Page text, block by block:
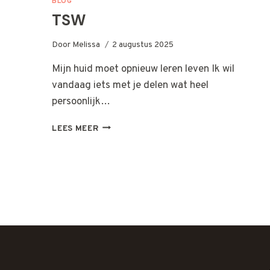
TSW
Door Melissa 2 augustus 2025
Mijn huid moet opnieuw leren leven Ik wil
vandaag iets met je delen wat heel
persoonlijk…
LEES MEERTSW